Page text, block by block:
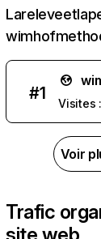
#1
Visites :
Voir
Trafic